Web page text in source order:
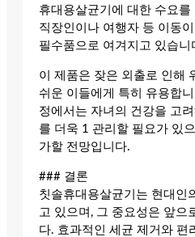
휴대용살균기에 대한 수요
직장인이나 여행자 등 이동
필수품으로 여겨지고 있습니
이 제품은 잦은 외출로 인해
쉬운 이들에게 특히 유용합
정에서는 자녀의 건강을 고
를 더욱 1 관리할 필요가 있
가할 전망입니다.
### 결론
칫솔휴대용살균기는 현대인
고 있으며, 그 중요성은 앞으
다. 효과적인 세균 제거와 편